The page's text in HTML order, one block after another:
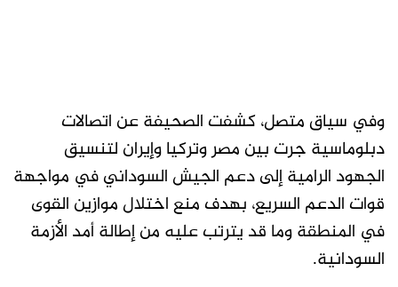
وفي سياق متصل، كشفت الصحيفة عن اتصالات
دبلوماسية جرت بين مصر وتركيا وإيران لتنسيق
الجهود الرامية إلى دعم الجيش السوداني في مواجهة
قوات الدعم السريع، بهدف منع اختلال موازين القوى
في المنطقة وما قد يترتب عليه من إطالة أمد الأزمة
السودانية.